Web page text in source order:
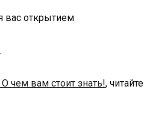
вам стоит знать!, читайте